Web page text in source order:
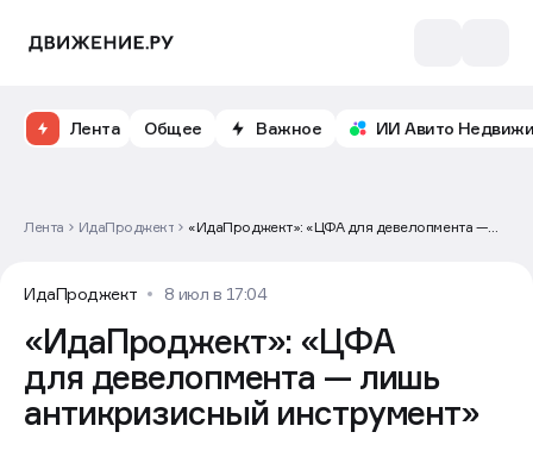
Лента Общее Важное ИИ Авито
Лента ИдаПроджект
«ИдаПроджект»: «ЦФА для девелопмента —
ИдаПроджект 8 июл в 17:04
«ИдаПроджект»: «ЦФА
для девелопмента — лишь
антикризисный инструмент»